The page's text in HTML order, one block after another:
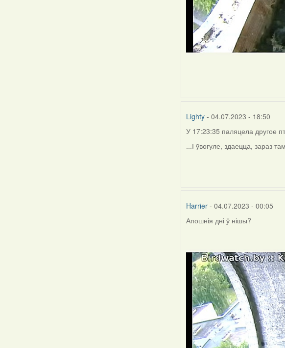
Lighty - 04.07.2023 - 18:50
У 17:23:35 паляцела другое
...І ўвогуле, здаецца, зараз
Harrier - 04.07.2023 - 00:05
Апошнія дні ў нішы?